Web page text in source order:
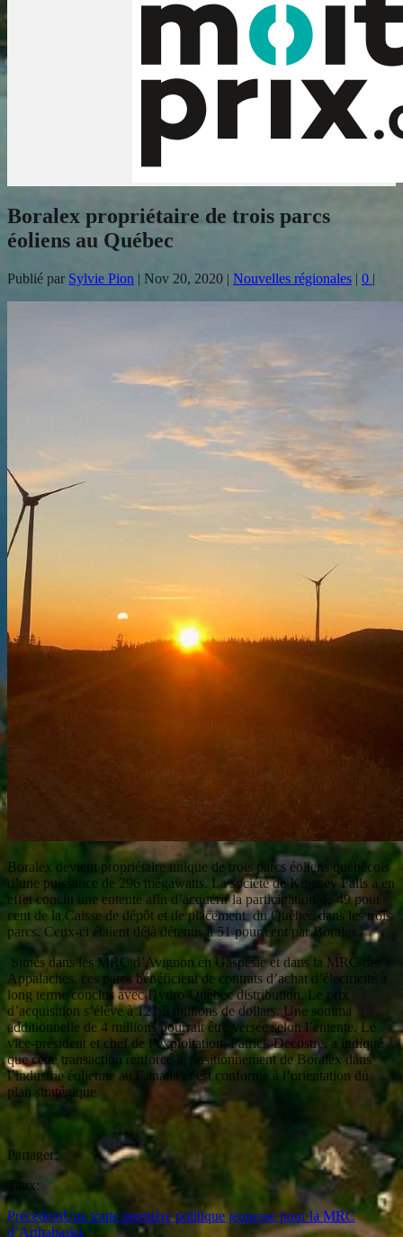
Boralex propriétaire de trois parcs
éoliens au Québec
Publié par Sylvie Pion | Nov 20, 2020 | Nouvelles régionales | 0 |
Boralex devient propriétaire unique de trois parcs éoliens québécois
d’une puissance de 296 mégawatts. La société de Kingsey Falls a en
effet conclu une entente afin d’acquérir la participation de 49 pour
cent de la Caisse de dépôt et de placement du Québec dans les trois
parcs. Ceux-ci étaient déjà détenus à 51 pour cent par Boralex.
Situés dans les MRC d’Avignon en Gaspésie et dans la MRC des
Appalaches, ces parcs bénéficient de contrats d’achat d’électricité à
long terme conclus avec Hydro-Québec distribution. Le prix
d’acquisition s’élève à 121,5 millions de dollars. Une somma
additionnelle de 4 millions pourrait être versée selon l’entente. Le
vice-président et chef de l’exploitation, Patrick Decostre, a indiqué
que cette transaction renforce le positionnement de Boralex dans
l’industrie éolienne au Canada et est conforme à l’orientation du
plan stratégique.
Partager:
Taux:
PrécédentUne toute première politique jeunesse pour la MRC
d’Arthabaska